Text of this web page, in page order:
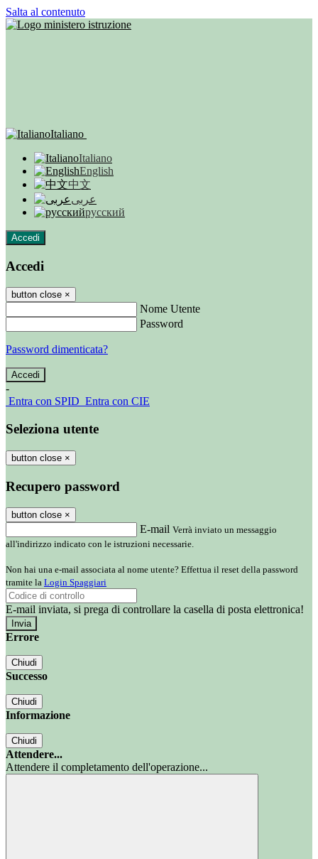
Salta al contenuto
Italiano
Italiano
English
中文
عربى
русский
Accedi
Accedi
button close ×
Nome Utente
Password
Password dimenticata?
-
Entra con SPID Entra con CIE
Seleziona utente
button close ×
Recupero password
button close ×
E-mail Verrà inviato un messaggio
all'indirizzo indicato con le istruzioni necessarie.
Non hai una e-mail associata al nome utente? Effettua il reset della password
tramite la Login Spaggiari
E-mail inviata, si prega di controllare la casella di posta elettronica!
Errore
Chiudi
Successo
Chiudi
Informazione
Chiudi
Attendere...
Attendere il completamento dell'operazione...